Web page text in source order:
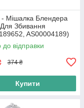
- Мішалка Блендера
Збивання
AS00004189)
до відправки
374 ₴
Купити